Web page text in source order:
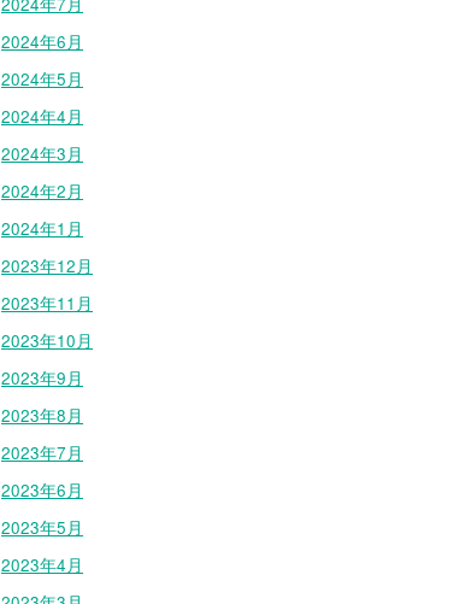
2024年6月
2024年5月
2024年4月
2024年3月
2024年2月
2024年1月
2023年12月
2023年11月
2023年10月
2023年9月
2023年8月
2023年7月
2023年6月
2023年5月
2023年4月